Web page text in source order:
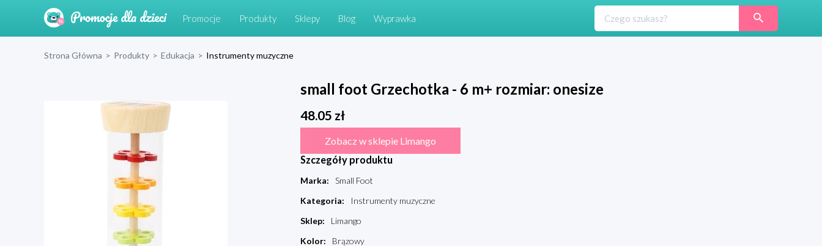
Promocje Produkty Sklepy Blog Wyprawka
Strona Główna > Produkty > Edukacja > Instrumenty muzyczne
small foot Grzechotka - 6 m+ rozmiar: onesize
48.05 zł
Zobacz w sklepie Limango
Szczegóły produktu
Marka:
Small Foot
Kategoria:
Instrumenty muzyczne
Sklep:
Limango
Kolor:
Brązowy